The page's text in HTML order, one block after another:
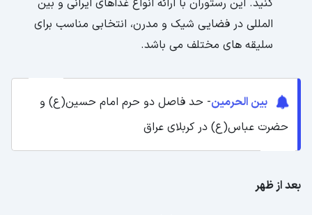
کنید. این رستوران با ارائه انواع غذاهای ایرانی و بین
المللی در فضایی شیک و مدرن، انتخابی مناسب برای
سلیقه های مختلف می باشد.
بین الحرمین- حد فاصل دو حرم امام حسین(ع) و
حضرت عباس(ع) در کربلای عراق
بعد از ظهر